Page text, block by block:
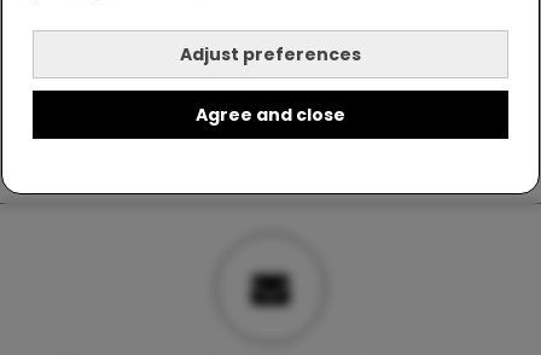
Adjust preferences
Agree and close